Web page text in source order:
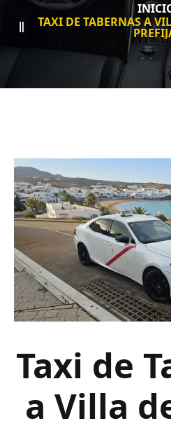
TAXI DE TABERNAS A
Taxi de
a Villa